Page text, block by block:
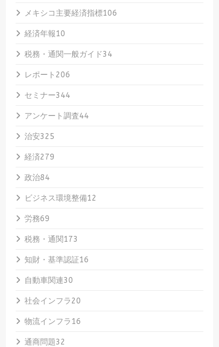
メキシコ主要経済指標106
経済年報10
税務・通関一般ガイド34
レポート 206
セミナー344
アンケート調査44
治安325
経済279
政治84
ビジネス環境整備12
労務69
税務・通関173
知財・基準認証16
自動車関連30
社会インフラ20
物流インフラ16
通商問題32